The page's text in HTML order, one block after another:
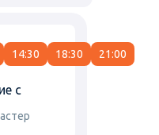
14:30 18:30
21:00
с